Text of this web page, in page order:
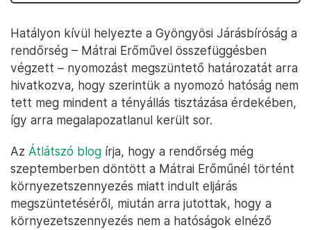
Hatályon kívül helyezte a Gyöngyösi Járásbíróság a
rendőrség – Mátrai Erőművel összefüggésben
végzett – nyomozást megszüntető határozatát arra
hivatkozva, hogy szerintük a nyomozó hatóság nem
tett meg mindent a tényállás tisztázása érdekében,
így arra megalapozatlanul került sor.
Az Átlátszó blog írja, hogy a rendőrség még
szeptemberben döntött a Mátrai Erőműnél történt
környezetszennyezés miatt indult eljárás
megszüntetéséről, miután arra jutottak, hogy a
környezetszennyezés nem a hatóságok elnéző